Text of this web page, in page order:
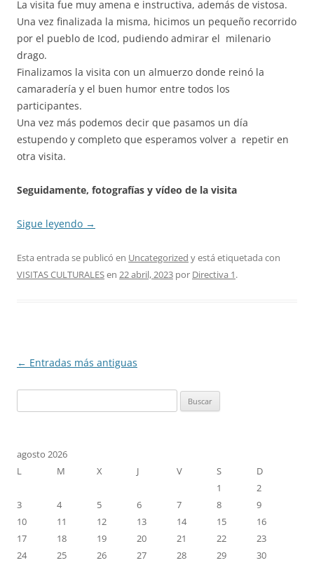
La visita fue muy amena e instructiva, además de vistosa.
Una vez finalizada la misma, hicimos un pequeño recorrido
por el pueblo de Icod, pudiendo admirar el milenario
drago.
Finalizamos la visita con un almuerzo donde reinó la
camaradería y el buen humor entre todos los
participantes.
Una vez más podemos decir que pasamos un día
estupendo y completo que esperamos volver a repetir en
otra visita.
Seguidamente, fotografías y vídeo de la visita
Sigue leyendo →
Esta entrada se publicó en Uncategorized y está etiquetada con
VISITAS CULTURALESen 22 abril, 2023 por Directiva 1.
Navegación
← Entradas más antiguas
agosto 2026
L
M X J V S
D
1
2
3
4 5 6 7 8
9
10
11 12 13 14 15
16
17
18 19 20 21 22
23
24
25 26 27 28 29
30